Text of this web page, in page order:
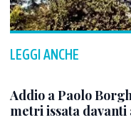
LEGGI ANCHE
Addio a Paolo
metri issata davanti